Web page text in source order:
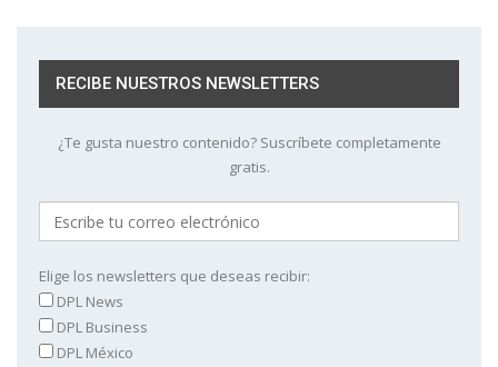
RECIBE NUESTROS NEWSLETTERS
¿Te gusta nuestro contenido? Suscríbete completamente
gratis.
Elige los newsletters que deseas recibir:
DPL News
DPL Business
DPL México